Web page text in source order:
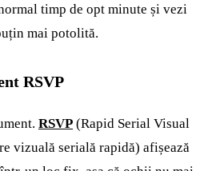
timp de opt minute și vezi
mai potolită.
RSVP
RSVP (Rapid Serial Visual
vizuală serială rapidă) afișează